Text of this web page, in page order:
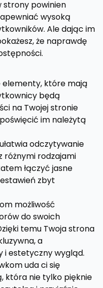
strony powinien
wysoką
Ale dając im
że naprawdę
które mają
będą
na Twojej stronie
im należytą
odczytywanie
różnymi rodzajami
łączyć jasne
zbyt
możliwość
do swoich
temu Twoja strona
a
i estetyczny wygląd.
uda ci się
która nie tylko pięknie